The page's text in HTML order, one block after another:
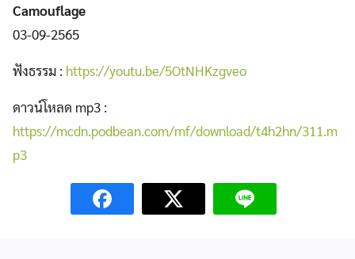
Camouflage
03-09-2565
ฟังธรรม : https://youtu.be/5OtNHKzgveo
ดาวน์โหลด mp3 :
https://mcdn.podbean.com/mf/download/t4h2hn/311.m
p3